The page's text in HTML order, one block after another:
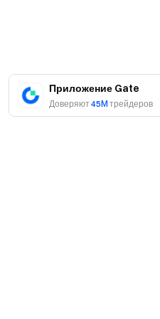
Приложение Gate
Доверяют45M трейдеров